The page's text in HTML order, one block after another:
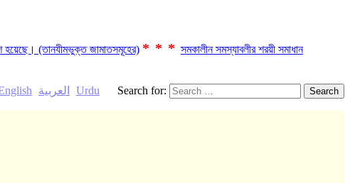
হয়েছে। (তানযীমভুক্ত জামাতসমূহের) *** সমকালীন সমস্যাবলীর শরয়ী সমাধান
Search for: العربية Urdu